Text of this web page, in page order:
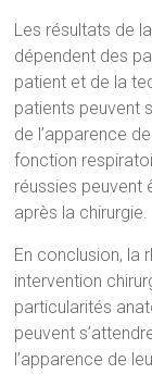
Les résultats de
dépendent des
patient et de la
patients peuvent
de l’apparence
fonction
réussies peuvent
après la chirurgie.
En conclusion, la
intervention
particularités
peuvent
l’apparence de